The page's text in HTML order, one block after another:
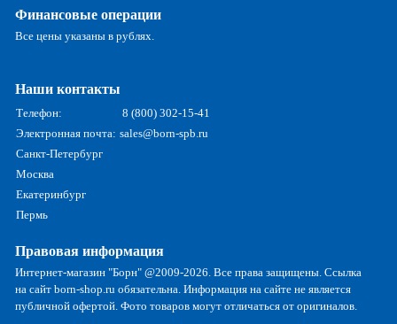
Финансовые операции
Все цены указаны в рублях.
Наши контакты
Телефон:
8 (800) 302-15-41
Электронная почта: sales@born-spb.ru
Санкт-Петербург
Москва
Екатеринбург
Пермь
Правовая информация
Интернет-магазин "Борн" @2009-2026. Все права защищены. Ссылка
на сайт born-shop.ru обязательна. Информация на сайте не является
публичной офертой. Фото товаров могут отличаться от оригиналов.